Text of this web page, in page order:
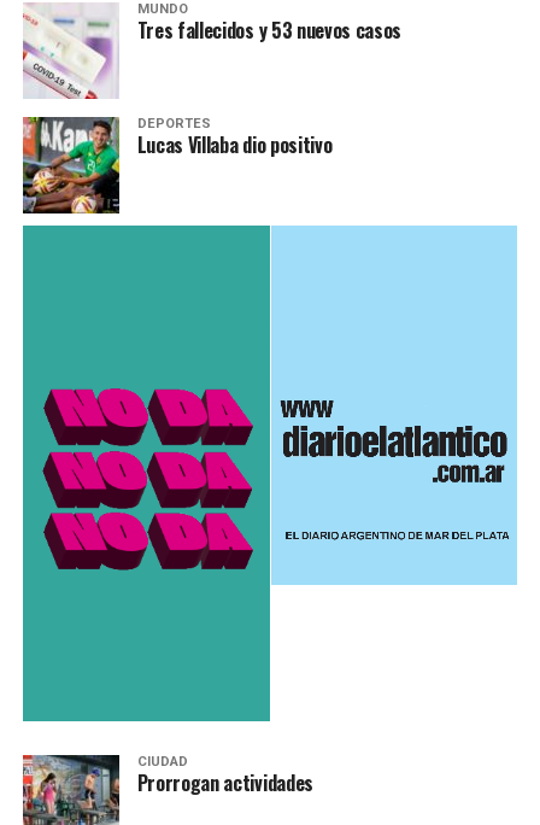
MUNDO
Tres fallecidos y 53 nuevos casos
DEPORTES
Lucas Villaba dio positivo
CIUDAD
Prorrogan actividades